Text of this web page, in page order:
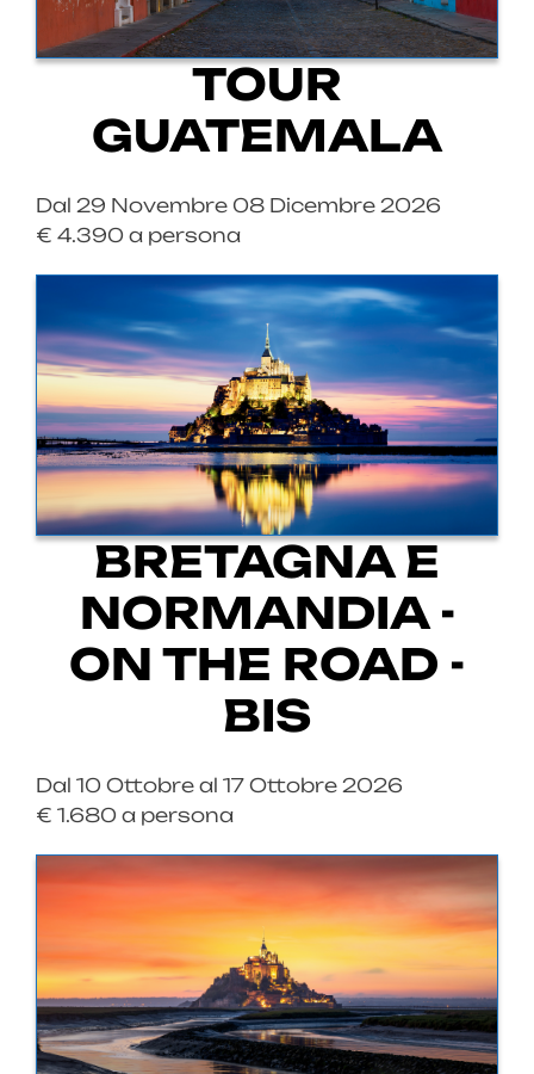
TOUR
GUATEMALA
Dal 29 Novembre 08 Dicembre 2026
€ 4.390 a persona
BRETAGNA E
NORMANDIA -
ON THE ROAD -
BIS
Dal 10 Ottobre al 17 Ottobre 2026
€ 1.680 a persona